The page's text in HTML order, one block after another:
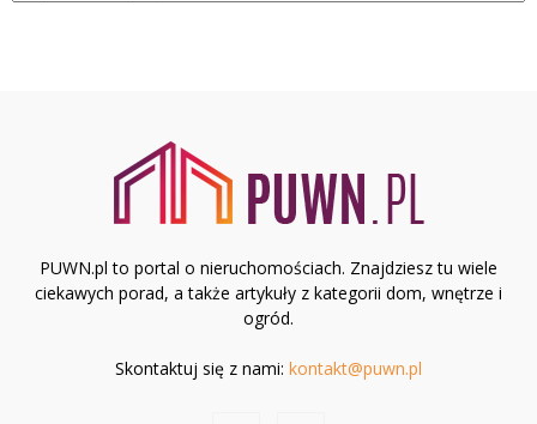
PUWN.pl to portal o nieruchomościach. Znajdziesz tu wiele
ciekawych porad, a także artykuły z kategorii dom, wnętrze i
ogród.
Skontaktuj się z nami: kontakt@puwn.pl